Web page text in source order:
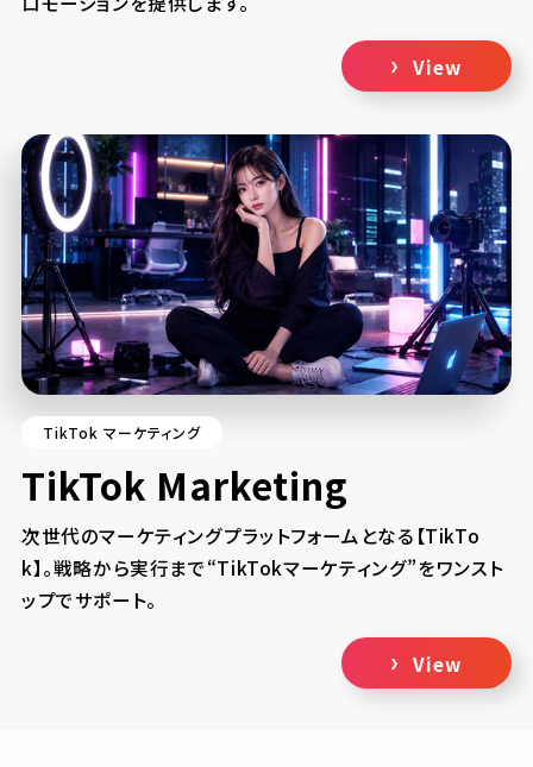
View
TikTok マーケティング
TikTok Marketing
次世代のマーケティングプラットフォームとなる【TikTo
k】。戦略から実行まで“TikTokマーケティング”をワンスト
ップでサポート。
View